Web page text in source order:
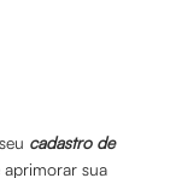
cadastro de
sua